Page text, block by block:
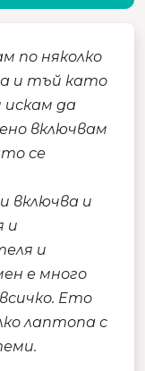
по няколко
и тъй като
да
включвам
се
включва и
и
и
е много
Ето
лаптопа с